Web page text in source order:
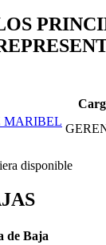
MARIBEL
disponible
de Baja